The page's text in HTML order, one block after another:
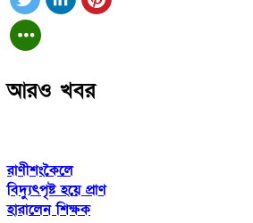
আরও খবর
রাণীশংকৈলে
বিদ্যুৎপৃষ্ট হয়ে প্রাণ
হারালেন শিক্ষক